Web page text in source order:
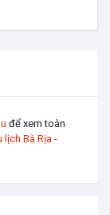
134 kcal, bột
ngọt 11g; nước
để xem toàn
lịch Bà Rịa -